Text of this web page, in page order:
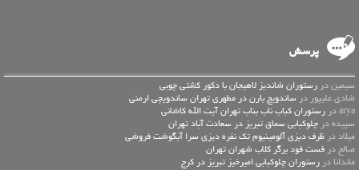
پرسش
سیمین در رستوران شاندیز لاهیجان با دکور کشتی چوبی
شادی علیپور در ساندویچ بارن در مطهری تهران ساندویچی ارمنی
arya در
رستوران کباب ناب بناب تهران آیت الله کاشانی
سپیده در چلوکبابی سماق تبریز در سعادت آباد تهران
میلاد در ظرف دیزی آلومینیوم تک نفره دیزی سرا آبگوشت فروشی
صالح در فست فود برگر کلاب شهران تهران
ماندانا در رستوران چلوکبابی امیرخیز تبریز در کرج